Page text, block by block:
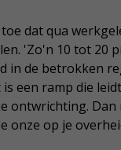
dat qua
'Zo'n 10 tot 20
in de betrokken
een ramp die
ontwrichting. Dan
onze op je